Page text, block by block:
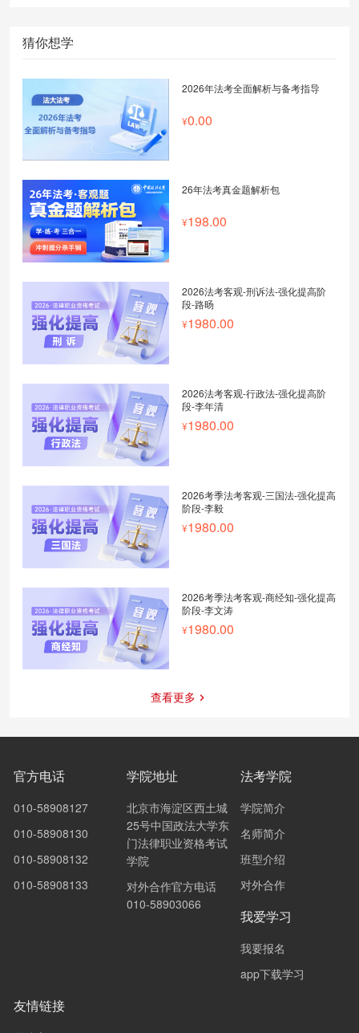
猜你想学
2026年法考全面解析与备考指导
0.00
26年法考真金题解析包
198.00
2026法考客观-刑诉法-强化提高阶
段-路旸
1980.00
2026法考客观-行政法-强化提高阶
段-李年清
1980.00
2026考季法考客观-三国法-强化提高
阶段-李毅
1980.00
2026考季法考客观-商经知-强化提高
阶段-李文涛
1980.00
查看更多
官方电话
010-58908127
010-58908130
010-58908132
010-58908133
学院地址
北京市海淀区西土城
25号中国政法大学东
门法律职业资格考试
学院
对外合作官方电话
010-58903066
法考学院
学院简介
名师简介
班型介绍
对外合作
我爱学习
我要报名
app下载学习
友情链接